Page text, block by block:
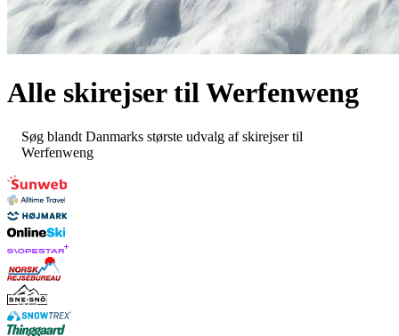
Alle skirejser tilWerfenweng
Søg blandt Danmarks største udvalg af skirejser til
Werfenweng